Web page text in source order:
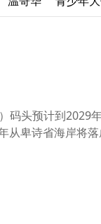
码头预计到
从卑诗省海岸将